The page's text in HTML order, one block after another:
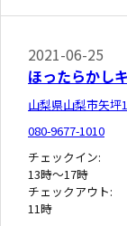
2021-06-25
ほったらかし
山梨県山梨市矢坪
080-9677-1010
チェックイン:
13時～17時
チェックアウト:
11時